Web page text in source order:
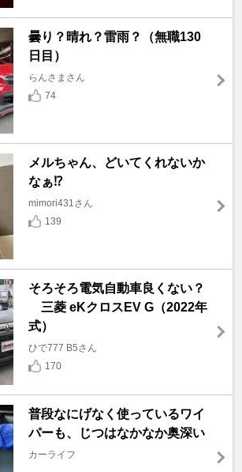
曇り？晴れ？雷雨？（無職130
日目）
らんさまさん
74
メルちゃん、どいてくれないか
なぁ⁉️
mimori431さん
139
そろそろ電気自動車良くない？
三菱 eKクロスEV G（2022年
式）
ひで777 B5さん
170
普段なにげなく使っているワイ
パーも、じつはなかなか奥深い
カーライフ